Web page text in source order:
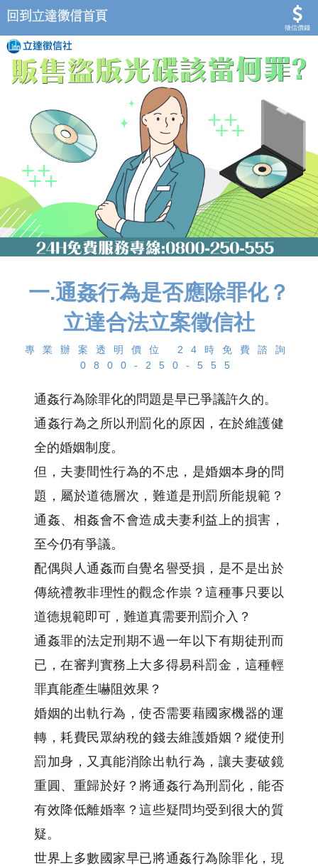
徵信價錢
一.通姦行為是否應除罪化？
立達合法立案徵信社
專業辦案透明價位 24時免費諮詢
0800-250-555
通姦行為除罪化的問題是早已爭議許久的。
通姦行為之所以刑罰化的原因，在於維護健
全的婚姻制度。
但，夫妻間性行為的不忠，是婚姻本身的問
題，屬於道德層次，難道是刑罰所能規範？
通姦、相姦會不會造成夫妻利益上的損害，
至今仍有爭議。
配偶與人通姦而自覺名譽受損，是不是出於
傳統禮教非理性的觀念作祟？這種事只要以
道德規範即可，難道真需要刑罰介入？
通姦罪的法定刑期不過一年以下有期徒刑而
已，在審判實務上大多得易科罰金，這種輕
罪真能產生嚇阻效果？
婚姻的出軌行為，使否需要藉國家機器的運
轉，耗費民眾納稅的錢去維護婚姻？縱使刑
罰加身，又真能消除出軌行為，讓夫妻破鏡
重圓、重歸於好？將通姦行為刑罰化，能否
有效降低離婚率？這些疑問均受到很大的質
疑。
世界上多數國家早已將通姦行為除罪化，現